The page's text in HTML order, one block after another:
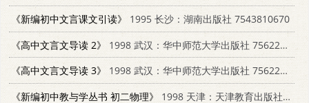
《新编初中文言课文引读》
1995 长沙：湖南出版社 7543810670
《高中文言文导读 2》
1998 武汉：华中师范大学出版社 7562219036
《高中文言文导读 3》
1998 武汉：华中师范大学出版社 7562219036
《新编初中教与学丛书 初二物理》
1998 天津：天津教育出版社 7530929739